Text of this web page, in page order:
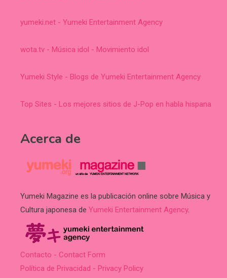
yumeki.net - Yumeki Entertainment Agency
wota.tv - Música idol - Movimiento idol
Yumeki Style - Blogs de Yumeki Entertainment Agency
Top Sites - Los mejores sitios de J-Pop en habla hispana
Acerca de
Yumeki Magazine es la publicación online sobre Música y
Cultura japonesa de Yumeki Entertainment Agency.
Contacto - Contact Form
Política de Privacidad - Privacy Policy